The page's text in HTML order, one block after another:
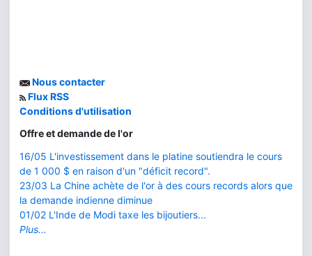
Nous contacter
Flux RSS
Conditions d'utilisation
Offre et demande de l'or
16/05 L'investissement dans le platine soutiendra le cours
de 1 000 $ en raison d'un "déficit record".
23/03 La Chine achète de l'or à des cours records alors que
la demande indienne diminue
01/02 L'Inde de Modi taxe les bijoutiers...
Plus...